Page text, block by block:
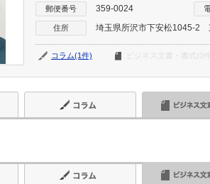
郵便番号 359-0024
住所 埼玉県所沢市下安松1045-2
コラム(1件) ビジネス文書・書式(0